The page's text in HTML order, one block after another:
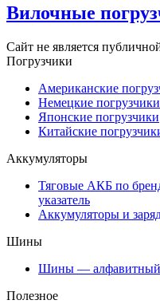
Вилочные
Сайт не является
Погрузчики
Американские
Немецкие погрузчики
Японские погрузчики
Китайские
Аккумуляторы
Тяговые АКБ по
указатель
Аккумуляторы и
Шины
Шины — алфавитный
Полезное